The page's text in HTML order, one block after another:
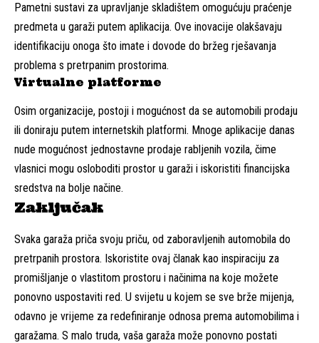
Pametni sustavi za upravljanje skladištem omogućuju praćenje
predmeta u garaži putem aplikacija. Ove inovacije olakšavaju
identifikaciju onoga što imate i dovode do bržeg rješavanja
problema s pretrpanim prostorima.
Virtualne platforme
Osim organizacije, postoji i mogućnost da se automobili prodaju
ili doniraju putem internetskih platformi. Mnoge aplikacije danas
nude mogućnost jednostavne prodaje rabljenih vozila, čime
vlasnici mogu osloboditi prostor u garaži i iskoristiti financijska
sredstva na bolje načine.
Zaključak
Svaka garaža priča svoju priču, od zaboravljenih automobila do
pretrpanih prostora. Iskoristite ovaj članak kao inspiraciju za
promišljanje o vlastitom prostoru i načinima na koje možete
ponovno uspostaviti red. U svijetu u kojem se sve brže mijenja,
odavno je vrijeme za redefiniranje odnosa prema automobilima i
garažama. S malo truda, vaša garaža može ponovno postati